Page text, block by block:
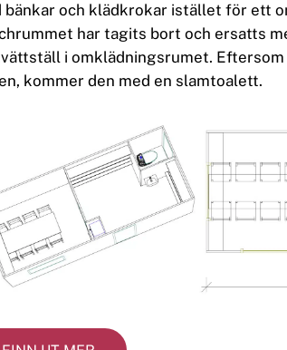
bänkar och klädkrokar istället för ett
har tagits bort och ersatts
i omklädningsrumet.
kommer den med en slamtoalett.